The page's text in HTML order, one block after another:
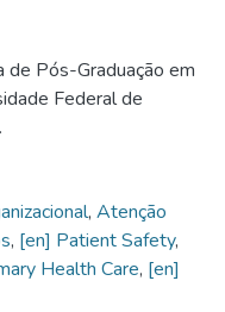
Pós-Graduação em
Federal de
, Atenção
, [en] Patient Safety,
Health Care, [en]